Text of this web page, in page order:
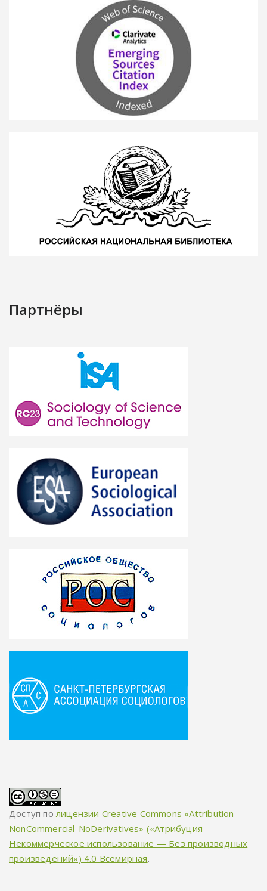
Партнёры
Доступ полицензии Creative Commons «Attribution-
NonCommercial-NoDerivatives» («Атрибуция —
Некоммерческое использование — Без производных
произведений») 4.0 Всемирная.